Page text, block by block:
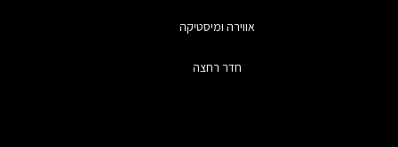
אווירה ומיסטיקה
חדר רחצה